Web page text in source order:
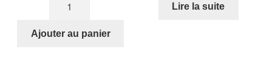
Plateau
Ajouter au panier
Lire la suite